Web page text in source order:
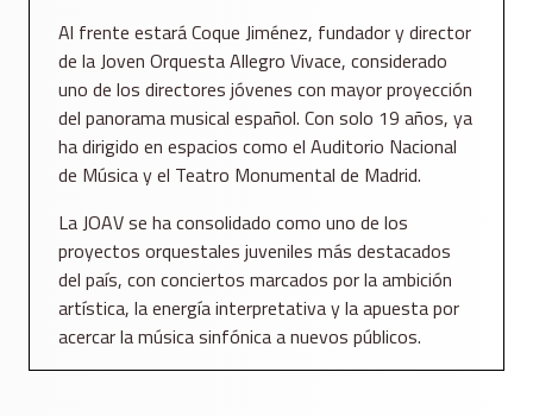
Al frente estará Coque Jiménez, fundador y director
de la Joven Orquesta Allegro Vivace, considerado
uno de los directores jóvenes con mayor proyección
del panorama musical español. Con solo 19 años, ya
ha dirigido en espacios como el Auditorio Nacional
de Música y el Teatro Monumental de Madrid.
La JOAV se ha consolidado como uno de los
proyectos orquestales juveniles más destacados
del país, con conciertos marcados por la ambición
artística, la energía interpretativa y la apuesta por
acercar la música sinfónica a nuevos públicos.